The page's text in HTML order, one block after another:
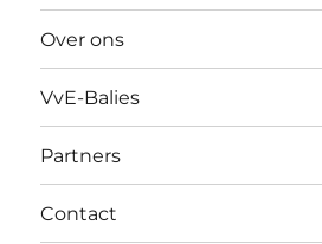
Over ons
VvE-Balies
Partners
Contact